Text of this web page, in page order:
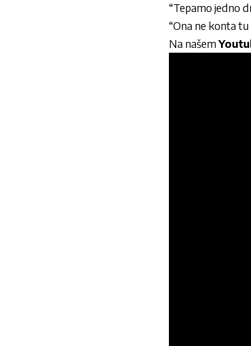
“Tepamo jedno
“Ona ne konta
Na našem